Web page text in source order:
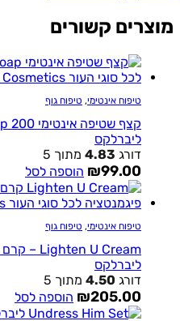
קשורים
טיפוח אינטימי,טיפוח גוף
ליברלקס
4.83מתוך 5
₪99.00 הוספה לסל
טיפוח אינטימי,טיפוח גוף
ליברלקס
4.50מתוך 5
₪205.00 הוספה לסל